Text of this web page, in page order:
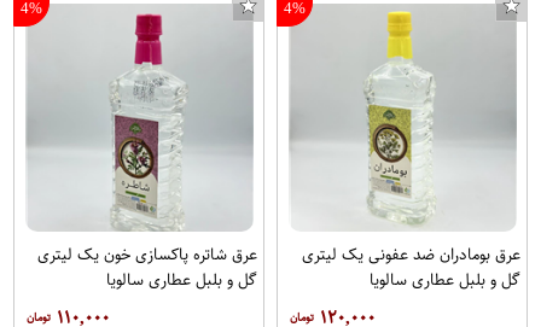
4%
عرق بومادران ضد عفونی یک لیتری
گل و بلبل عطاری سالویا
۱۲۰,۰۰۰
4%
عرق شاتره پاکسازی خون یک لیتری
گل و بلبل عطاری سالویا
۱۱۰,۰۰۰